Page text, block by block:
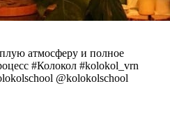
атмосферу и полное
#Колокол #kolokol_vrn
@kolokolschool